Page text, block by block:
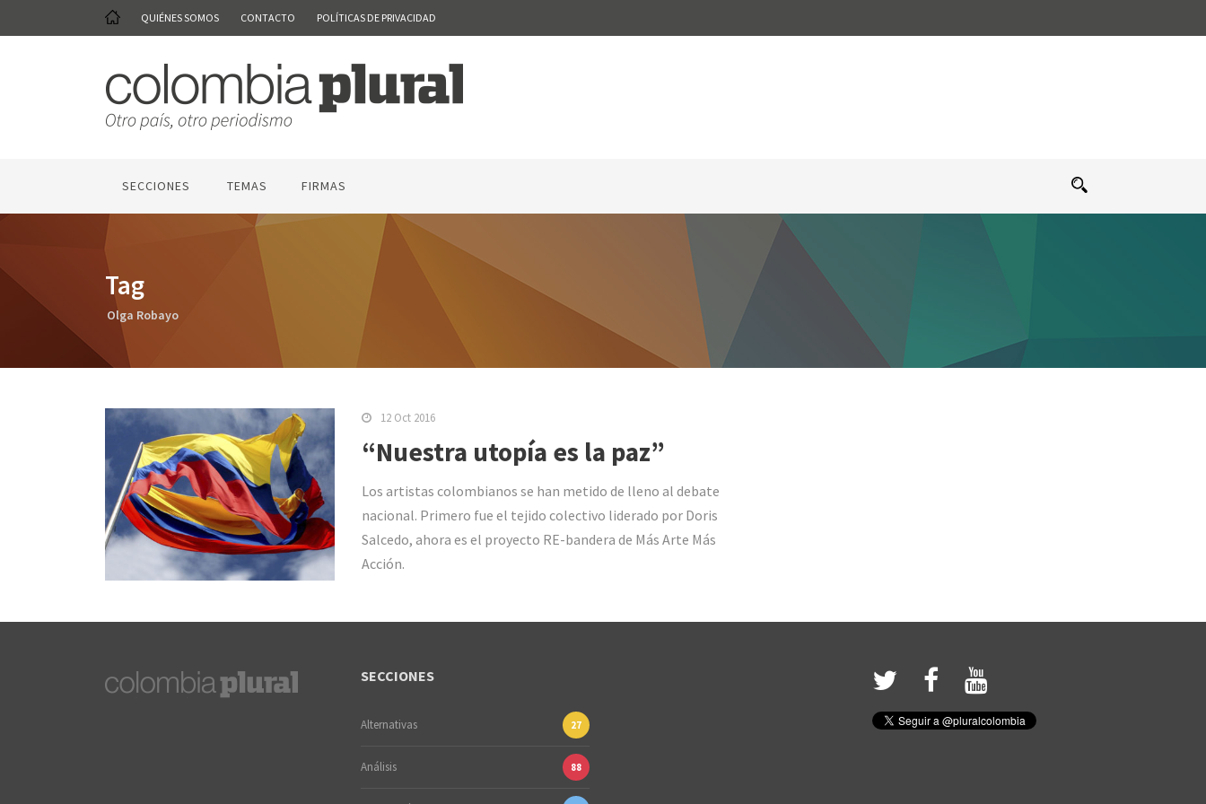
QUIÉNES SOMOS CONTACTO POLÍTICAS DE PRIVACIDAD
SECCIONES TEMAS FIRMAS
Tag
Olga Robayo
12 Oct 2016
“Nuestra utopía es la paz”
Los artistas colombianos se han metido de lleno al debate
nacional. Primero fue el tejido colectivo liderado por Doris
Salcedo, ahora es el proyecto RE-bandera de Más Arte Más
Acción.
SECCIONES
Alternativas 27
Análisis 88